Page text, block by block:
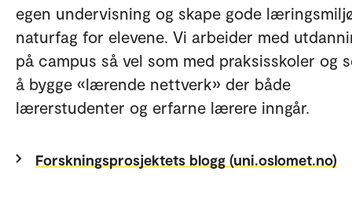
egen undervisning og skape gode
naturfag for elevene. Vi arbeider med
på campus så vel som med praksisskoler og
å bygge «lærende nettverk» der både
lærerstudenter og erfarne lærere inngår.
Forskningsprosjektets blogg (uni.oslomet.no)